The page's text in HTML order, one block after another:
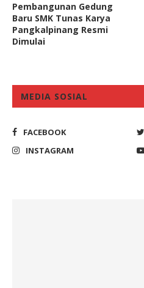
Pembangunan Gedung
Baru SMK Tunas Karya
Pangkalpinang Resmi
Dimulai
MEDIA SOSIAL
FACEBOOK
INSTAGRAM